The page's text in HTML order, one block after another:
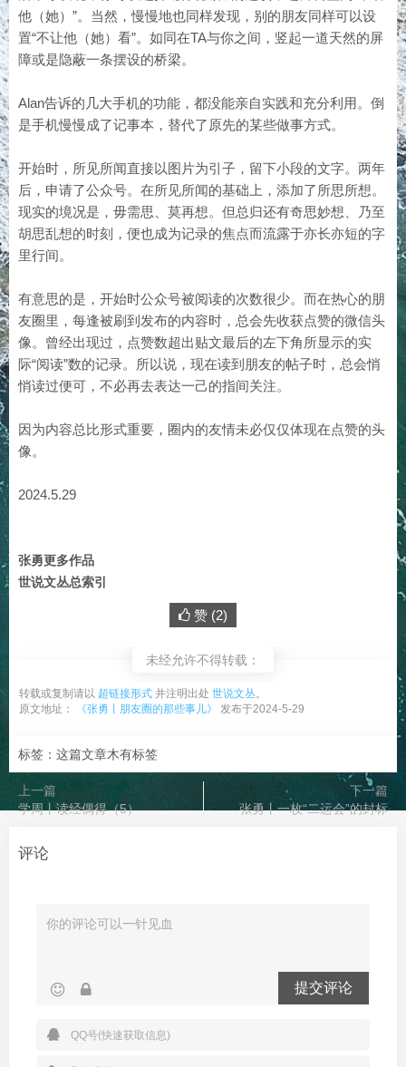
他（她）”。当然，慢慢地也同样发现，别的朋友同样可以设
置“不让他（她）看”。如同在TA与你之间，竖起一道天然的屏
障或是隐蔽一条摆设的桥梁。
Alan告诉的几大手机的功能，都没能亲自实践和充分利用。倒
是手机慢慢成了记事本，替代了原先的某些做事方式。
开始时，所见所闻直接以图片为引子，留下小段的文字。两年
后，申请了公众号。在所见所闻的基础上，添加了所思所想。
现实的境况是，毋需思、莫再想。但总归还有奇思妙想、乃至
胡思乱想的时刻，便也成为记录的焦点而流露于亦长亦短的字
里行间。
有意思的是，开始时公众号被阅读的次数很少。而在热心的朋
友圈里，每逢被刷到发布的内容时，总会先收获点赞的微信头
像。曾经出现过，点赞数超出贴文最后的左下角所显示的实
际“阅读”数的记录。所以说，现在读到朋友的帖子时，总会悄
悄读过便可，不必再去表达一己的指间关注。
因为内容总比形式重要，圈内的友情未必仅仅体现在点赞的头
像。
2024.5.29
张勇更多作品
世说文丛总索引
赞 (2)
未经允许不得转载：
转载或复制请以 超链接形式 并注明出处 世说文丛。
原文地址：
《张勇丨朋友圈的那些事儿》 发布于2024-5-29
标签：这篇文章木有标签
上一篇
学周丨读经偶得（5）
下一篇
张勇丨一枚“二运会”的封标
评论
提交评论